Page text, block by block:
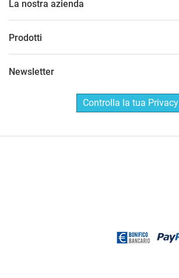
La nostra azienda
Prodotti
Newsletter
Controlla la tua Privacy